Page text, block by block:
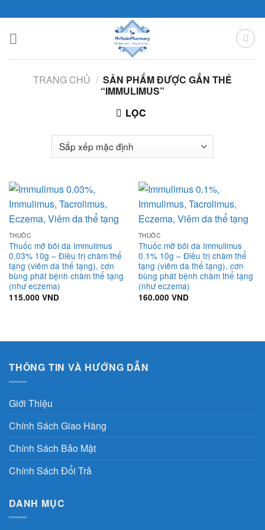
to
content
TRANG CHỦ / SẢN PHẨM ĐƯỢC GẮN THẺ
“IMMULIMUS”
LỌC
THUỐC
Thuốc mỡ bôi da Immulimus
0.03% 10g – Điều trị chàm thể
tạng (viêm da thể tạng), cơn
bùng phát bệnh chàm thể tạng
(như eczema)
115.000 VND
THUỐC
Thuốc mỡ bôi da Immulimus
0.1% 10g – Điều trị chàm thể
tạng (viêm da thể tạng), cơn
bùng phát bệnh chàm thể tạng
(như eczema)
160.000 VND
THÔNG TIN VÀ HƯỚNG DẪN
Giới Thiệu
Chính Sách Giao Hàng
Chính Sách Bảo Mật
Chính Sách Đổi Trả
DANH MỤC